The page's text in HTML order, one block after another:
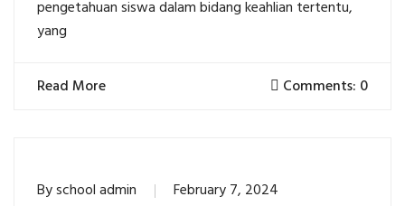
pengetahuan siswa dalam bidang keahlian tertentu,
yang
Read More Comments: 0
Byschool admin February 7, 2024